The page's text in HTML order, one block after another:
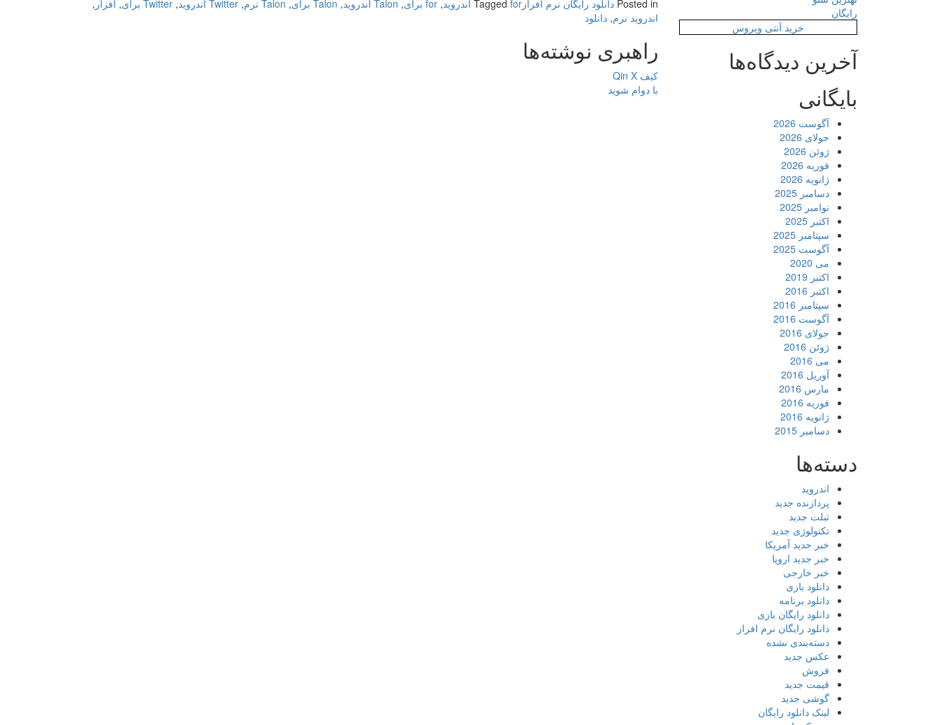
Posted in دانلود رایگان نرم افراز Tagged for اندروید , for برای , Talon اندروید , Talon برای , Talon نرم , Twitter اندروید , Twitter برای , افزار ,
اندروید نرم, دانلود
راهبری نوشته‌ها
کیف Qin X
با دوام شوید
رایگان
خرید آنتی ویروس
آخرین دیدگاه‌ها
بایگانی
آگوست 2026
جولای 2026
ژوئن 2026
فوریه 2026
ژانویه 2026
دسامبر 2025
نوامبر 2025
اکتبر 2025
سپتامبر 2025
آگوست 2025
می 2020
اکتبر 2019
اکتبر 2016
سپتامبر 2016
آگوست 2016
جولای 2016
ژوئن 2016
می 2016
آوریل 2016
مارس 2016
فوریه 2016
ژانویه 2016
دسامبر 2015
دسته‌ها
اندروید
پردازنده جدید
تبلت جدید
تکنولوژی جدید
خبر جدید آمریکا
خبر جدید اروپا
خبر خارجی
دانلود بازی
دانلود برنامه
دانلود رایگان بازی
دانلود رایگان نرم افراز
دسته‌بندی نشده
عکس جدید
فروش
قیمت جدید
گوشی جدید
لینک دانلود رایگان